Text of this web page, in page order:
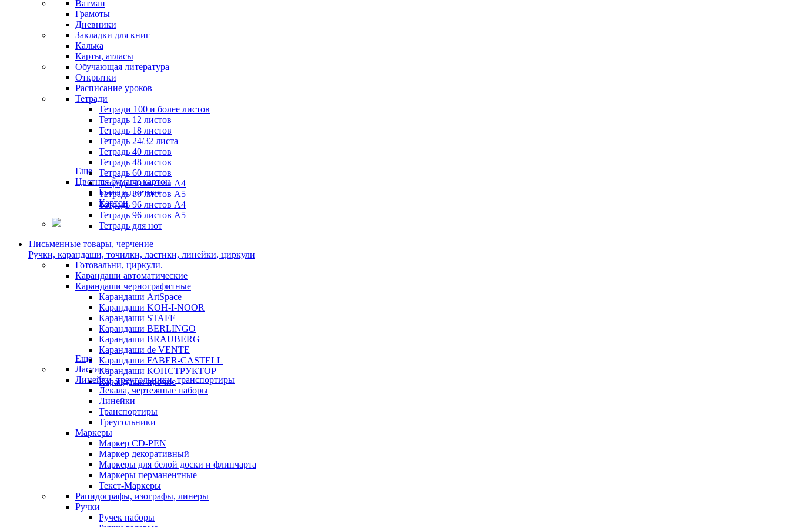
Ватман
Грамоты
Дневники
Закладки для книг
Калька
Карты, атласы
Обучающая литература
Открытки
Расписание уроков
Тетради
Тетради 100 и более листов
Тетрадь 12 листов
Тетрадь 18 листов
Тетрадь 24/32 листа
Тетрадь 40 листов
Тетрадь 48 листов
Тетрадь 60 листов
Тетрадь 80 листов А4
Тетрадь 80 листов А5
Тетрадь 96 листов А4
Тетрадь 96 листов А5
Тетрадь для нот
Еще
Цветная бумага, картон
Бумага цветная
Картон
Письменные товары, черчение
Ручки, карандаши, точилки, ластики, линейки, циркули
Готовальни, циркули.
Карандаши автоматические
Карандаши чернографитные
Карандаши ArtSpace
Карандаши KOH-I-NOOR
Карандаши STAFF
Карандаши BERLINGO
Карандаши BRAUBERG
Карандаши de VENTE
Карандаши FABER-CASTELL
Карандаши КОНСТРУКТОР
Карандаши прочие
Еще
Ластики
Линейки, треугольники, транспортиры
Лекала, чертежные наборы
Линейки
Транспортиры
Треугольники
Маркеры
Маркер CD-PEN
Маркер декоративный
Маркеры для белой доски и флипчарта
Маркеры перманентные
Текст-Маркеры
Рапидографы, изографы, линеры
Ручки
Ручек наборы